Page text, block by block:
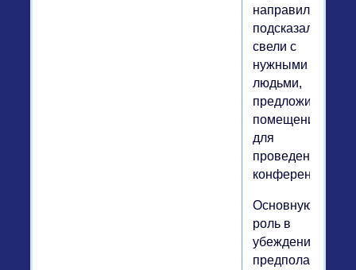
направили,
подсказали,
свели с
нужными
людьми,
предложили
помещение
для
проведения
конференции.
Основную
роль в
убеждении
предполагаемых